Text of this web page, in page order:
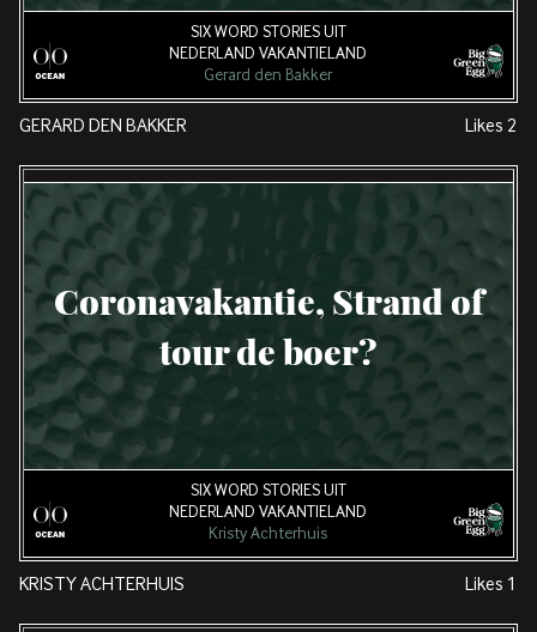
SIX WORD STORIES UIT
NEDERLAND VAKANTIELAND
Gerard den Bakker
GERARD DEN BAKKER Likes 2
Coronavakantie, Strand of
tour de boer?
SIX WORD STORIES UIT
NEDERLAND VAKANTIELAND
Kristy Achterhuis
KRISTY ACHTERHUIS Likes 1